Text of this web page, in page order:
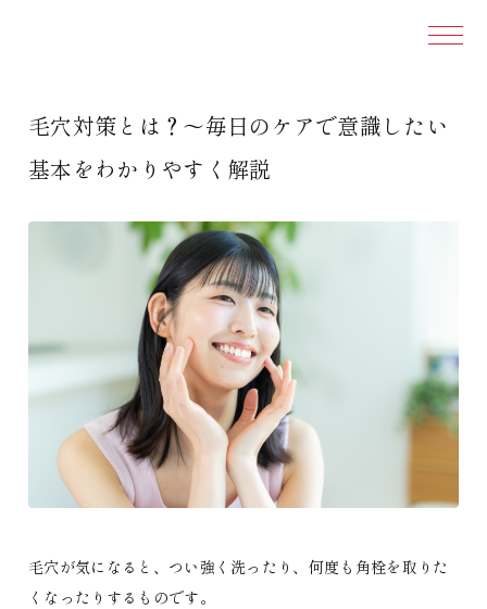
本文ま
毛穴対策とは？～毎日のケアで意識したい
基本をわかりやすく解説
毛穴が気になると、つい強く洗ったり、何度も角栓を取りた
くなったりするものです。